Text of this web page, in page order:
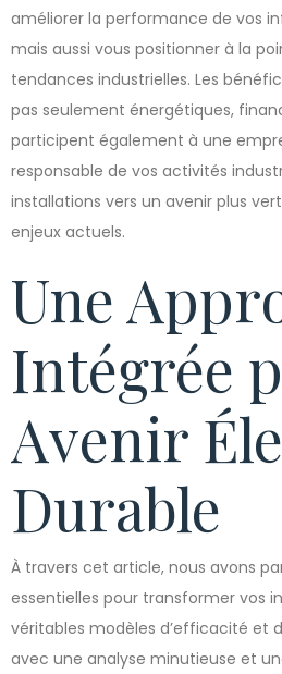
améliorer la performance de vos
mais aussi vous positionner à la
tendances industrielles. Les
pas seulement énergétiques,
participent également à une
responsable de vos activités
installations vers un avenir plus
enjeux actuels.
Une
Intégrée
Avenir
Durable
À travers cet article, nous avons
essentielles pour transformer vos
véritables modèles d’efficacité et
avec une analyse minutieuse et